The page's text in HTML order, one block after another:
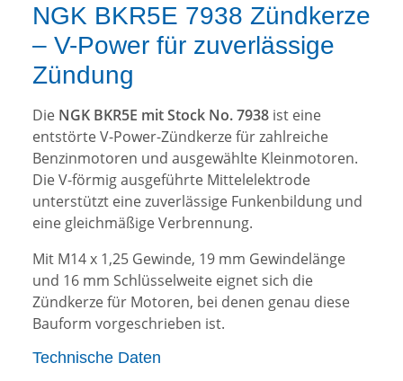
NGK BKR5E 7938 Zündkerze
– V-Power für zuverlässige
Zündung
Die NGK BKR5E mit Stock No. 7938 ist eine
entstörte V-Power-Zündkerze für zahlreiche
Benzinmotoren und ausgewählte Kleinmotoren.
Die V-förmig ausgeführte Mittelelektrode
unterstützt eine zuverlässige Funkenbildung und
eine gleichmäßige Verbrennung.
Mit M14 x 1,25 Gewinde, 19 mm Gewindelänge
und 16 mm Schlüsselweite eignet sich die
Zündkerze für Motoren, bei denen genau diese
Bauform vorgeschrieben ist.
Technische Daten